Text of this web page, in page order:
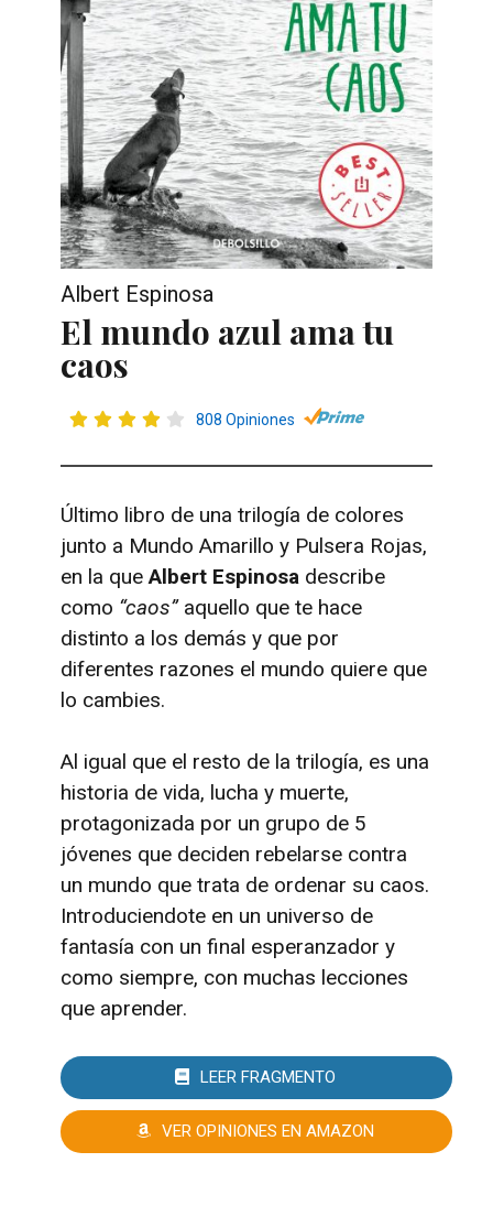
Albert Espinosa
El mundo azul ama tu
caos
808 Opiniones
Último libro de una trilogía de colores
junto a Mundo Amarillo y Pulsera Rojas,
en la que Albert Espinosa describe
como “caos”aquello que te hace
distinto a los demás y que por
diferentes razones el mundo quiere que
lo cambies.
Al igual que el resto de la trilogía, es una
historia de vida, lucha y muerte,
protagonizada por un grupo de 5
jóvenes que deciden rebelarse contra
un mundo que trata de ordenar su caos.
Introduciendote en un universo de
fantasía con un final esperanzador y
como siempre, con muchas lecciones
que aprender.
LEER FRAGMENTO
VER OPINIONES EN AMAZON